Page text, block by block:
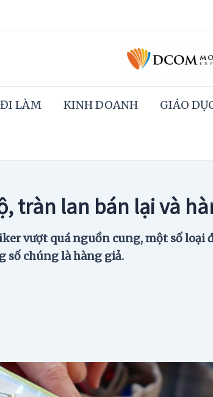
ĐI LÀM KINH DOANH GIÁO
tràn lan bán lại và
vượt quá nguồn cung, một số
số chúng là hàng giả.